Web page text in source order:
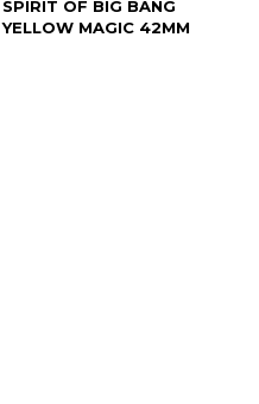
SPIRIT OF BIG BANG
YELLOW MAGIC 42MM